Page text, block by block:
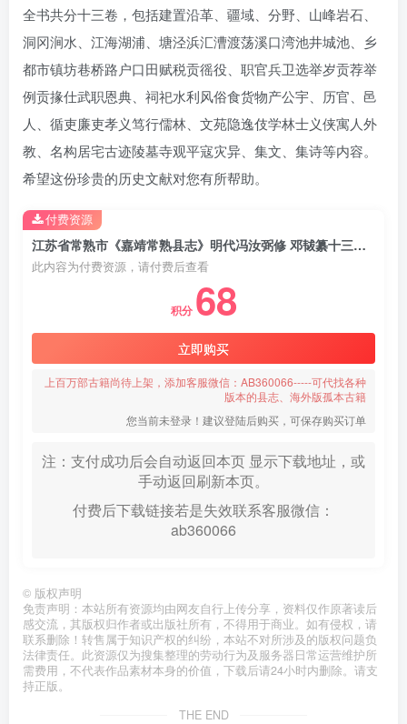
全书共分十三卷，包括建置沿革、疆域、分野、山峰岩石、
洞冈涧水、江海湖浦、塘泾浜汇漕渡荡溪口湾池井城池、乡
都市镇坊巷桥路户口田赋税贡徭役、职官兵卫选举岁贡荐举
例贡掾仕武职恩典、祠祀水利风俗食货物产公宇、历官、邑
人、循吏廉吏孝义笃行儒林、文苑隐逸伎学林士义侠寓人外
教、名构居宅古迹陵墓寺观平寇灾异、集文、集诗等内容。
希望这份珍贵的历史文献对您有所帮助。
江苏省常熟市《嘉靖常熟县志》明代冯汝弼修 邓韨纂十三卷PDF影印本高清电子版下载
此内容为付费资源，请付费后查看
积分 68
立即购买
上百万部古籍尚待上架，添加客服微信：AB360066-----可代找各种
版本的县志、海外版孤本古籍
您当前未登录！建议登陆后购买，可保存购买订单
注：支付成功后会自动返回本页 显示下载地址，或
手动返回刷新本页。
付费后下载链接若是失效联系客服微信：
ab360066
付费资源
© 版权声明
免责声明：本站所有资源均由网友自行上传分享，资料仅作原著读后
感交流，其版权归作者或出版社所有，不得用于商业。如有侵权，请
联系删除！转售属于知识产权的纠纷，本站不对所涉及的版权问题负
法律责任。此资源仅为搜集整理的劳动行为及服务器日常运营维护所
需费用，不代表作品素材本身的价值，下载后请24小时内删除。请支
持正版。
THE END